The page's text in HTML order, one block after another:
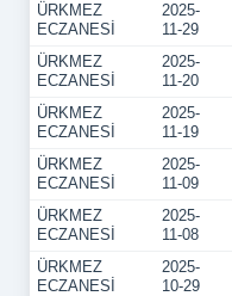
ÜRKMEZ
ECZANESİ
2025-
11-29
ÜRKMEZ
ECZANESİ
2025-
11-20
ÜRKMEZ
ECZANESİ
2025-
11-19
ÜRKMEZ
ECZANESİ
2025-
11-09
ÜRKMEZ
ECZANESİ
2025-
11-08
ÜRKMEZ
ECZANESİ
2025-
10-29